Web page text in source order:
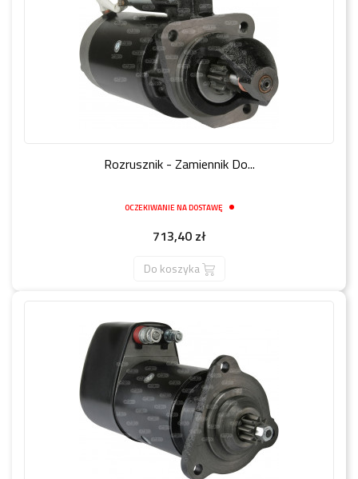
Rozrusznik - Zamiennik Do...
OCZEKIWANIE NA DOSTAWĘ
Cena
713,40 zł
Do koszyka